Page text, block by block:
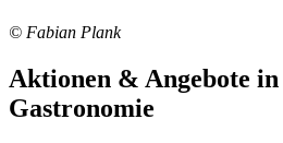
© Fabian Plank
Aktionen & Angebote
Gastronomie